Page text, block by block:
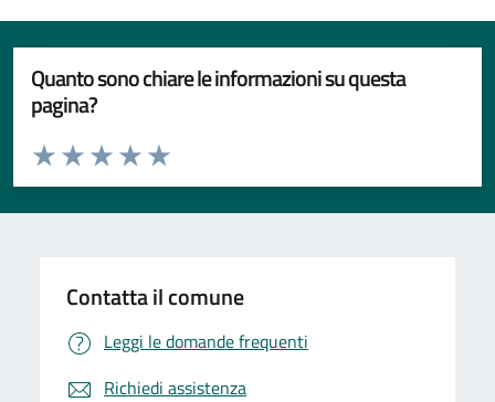
Quanto sono chiare le informazioni su questa
pagina?
Valuta da 1 a 5 stelle la pagina
Valuta 5 stelle su 5
Valuta 4 stelle su 5
Valuta 3 stelle su 5
Valuta 2 stelle su 5
Valuta 1 stelle su 5
Contatta il comune
Leggi le domande frequenti
Richiedi assistenza